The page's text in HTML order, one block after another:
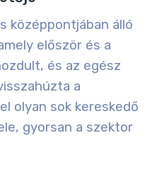
középpontjában álló
először és a
és az egész
a
olyan sok kereskedő
gyorsan a szektor